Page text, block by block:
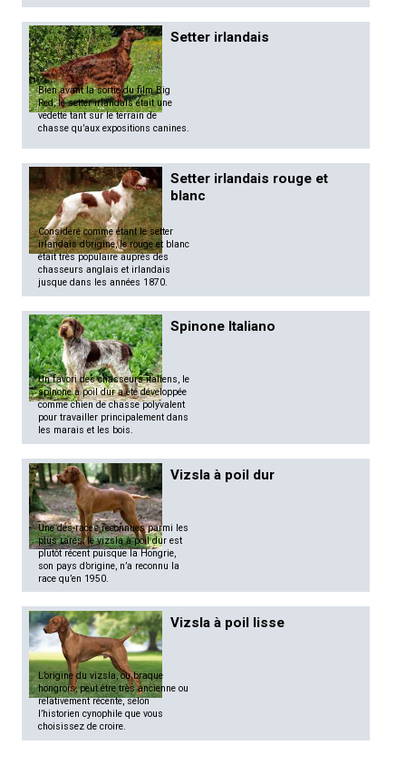
Setter irlandais
Bien avant la sortie du film Big
Red, le setter irlandais était une
vedette tant sur le terrain de
chasse qu’aux expositions canines.
Setter irlandais rouge et
blanc
Considéré comme étant le setter
irlandais d’origine, le rouge et blanc
était très populaire auprès des
chasseurs anglais et irlandais
jusque dans les années 1870.
Spinone Italiano
Un favori des chasseurs italiens, le
spinone à poil dur a été développée
comme chien de chasse polyvalent
pour travailler principalement dans
les marais et les bois.
Vizsla à poil dur
Une des races reconnues parmi les
plus rares, le vizsla à poil dur est
plutôt récent puisque la Hongrie,
son pays d’origine, n’a reconnu la
race qu’en 1950.
Vizsla à poil lisse
L’origine du vizsla, ou braque
hongrois, peut être très ancienne ou
relativement récente, selon
l’historien cynophile que vous
choisissez de croire.